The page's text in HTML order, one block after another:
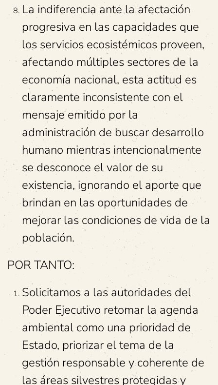
La indiferencia ante la afectación
progresiva en las capacidades que
los servicios ecosistémicos proveen,
afectando múltiples sectores de la
economía nacional, esta actitud es
claramente inconsistente con el
mensaje emitido por la
administración de buscar desarrollo
humano mientras intencionalmente
se desconoce el valor de su
existencia, ignorando el aporte que
brindan en las oportunidades de
mejorar las condiciones de vida de la
población.
POR TANTO:
Solicitamos a las autoridades del
Poder Ejecutivo retomar la agenda
ambiental como una prioridad de
Estado, priorizar el tema de la
gestión responsable y coherente de
las áreas silvestres protegidas y